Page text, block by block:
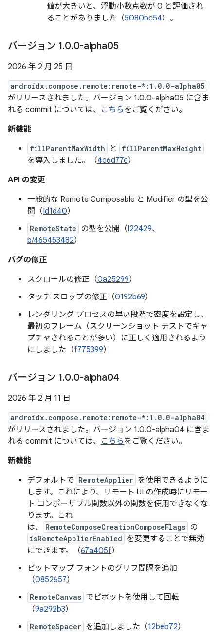
値が大きいと、浮動小数点数が 0 と評価され
ることがありました（5080bc54）。
バージョン 1.0.0-alpha05
2026 年 2 月 25 日
androidx.compose.remote:remote-*:1.0.0-alpha05
がリリースされました。バージョン 1.0.0-alpha05 に含ま
れる commit については、 こちらをご覧ください。
新機能
fillParentMaxWidth と fillParentMaxHeight
を導入しました。（4c6d77c）
API の変更
一般的な Remote Composable と Modifier の型を公
開（Id1d40）
RemoteState の型を公開（I22429、
b/465453482）
バグの修正
スクロールの修正（0a25299）
タッチ スロップの修正（0192b69）
レンダリング プロセスの早い段階で密度を設定し、
最初のフレーム（スクリーンショット テストでキャ
プチャされることが多い）に正しく適用されるよう
にしました（f775399）
バージョン 1.0.0-alpha04
2026 年 2 月 11 日
androidx.compose.remote:remote-*:1.0.0-alpha04
がリリースされました。バージョン 1.0.0-alpha04 に含ま
れる commit については、 こちらをご覧ください。
新機能
デフォルトで RemoteApplier を使用できるように
します。これにより、リモート UI の作成時にリモー
ト コンポーザブル関数以外の関数を使用できなくな
ります。これ
は、
RemoteComposeCreationComposeFlags の
isRemoteApplierEnabled を変更することで無効
にできます。（67a405f）
ビットマップ フォントのグリフ間隔を追加
（0852657）
RemoteCanvas でピボットを使用して回転
（9a292b3）
RemoteSpacer を追加しました（12beb72）